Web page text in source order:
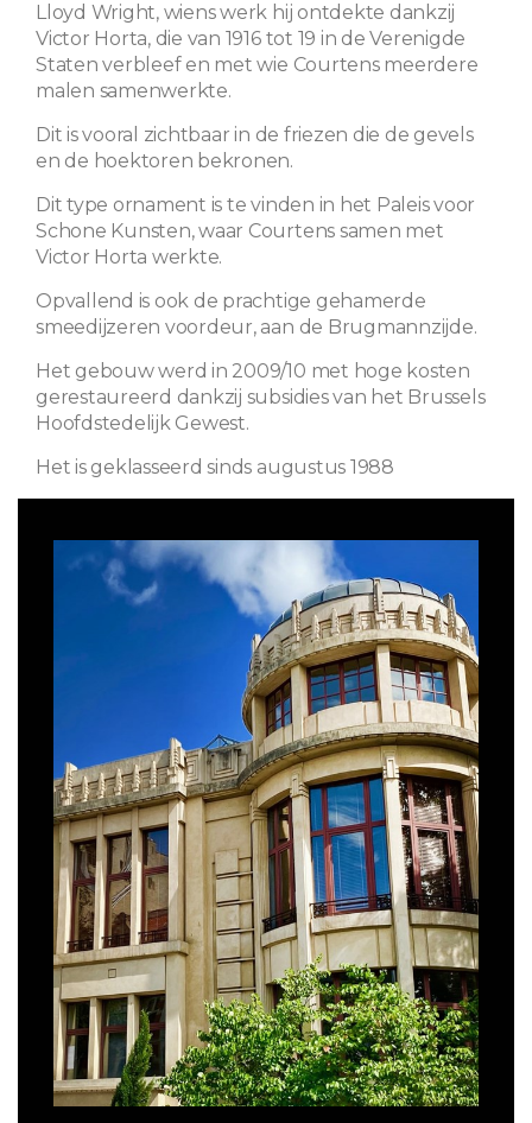
Lloyd Wright, wiens werk hij ontdekte dankzij
Victor Horta, die van 1916 tot 19 in de Verenigde
Staten verbleef en met wie Courtens meerdere
malen samenwerkte.
Dit is vooral zichtbaar in de friezen die de gevels
en de hoektoren bekronen.
Dit type ornament is te vinden in het Paleis voor
Schone Kunsten, waar Courtens samen met
Victor Horta werkte.
Opvallend is ook de prachtige gehamerde
smeedijzeren voordeur, aan de Brugmannzijde.
Het gebouw werd in 2009/10 met hoge kosten
gerestaureerd dankzij subsidies van het Brussels
Hoofdstedelijk Gewest.
Het is geklasseerd sinds augustus 1988